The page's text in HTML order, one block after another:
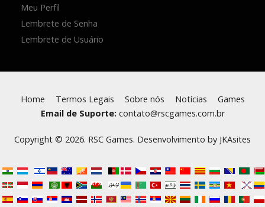
Meu Perfil
Lembrete de Senha
Lembrete de Usuário
Home Termos Legais Sobre nós Notícias
Games
Email de Suporte: contato@rscgames.com.br
Copyright © 2026. RSC Games. Desenvolvimento by JKAsites